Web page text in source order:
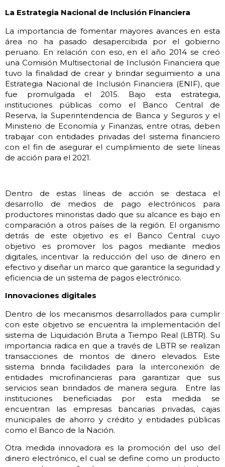
La Estrategia Nacional de Inclusión Financiera
La importancia de fomentar mayores avances en esta
área no ha pasado desapercibida por el gobierno
peruano. En relación con eso, en el año 2014 se creó
una Comisión Multisectorial de Inclusión Financiera que
tuvo la finalidad de crear y brindar seguimiento a una
Estrategia Nacional de Inclusión Financiera (ENIF), que
fue promulgada el 2015. Bajo esta estrategia,
instituciones públicas como el Banco Central de
Reserva, la Superintendencia de Banca y Seguros y el
Ministerio de Economía y Finanzas, entre otras, deben
trabajar con entidades privadas del sistema financiero
con el fin de asegurar el cumplimiento de siete líneas
de acción para el 2021.
Dentro de estas líneas de acción se destaca el
desarrollo de medios de pago electrónicos para
productores minoristas dado que su alcance es bajo en
comparación a otros países de la región. El organismo
detrás de este objetivo es el Banco Central cuyo
objetivo es promover los pagos mediante medios
digitales, incentivar la reducción del uso de dinero en
efectivo y diseñar un marco que garantice la seguridad y
eficiencia de un sistema de pagos electrónico.
Innovaciones digitales
Dentro de los mecanismos desarrollados para cumplir
con este objetivo se encuentra la implementación del
sistema de Liquidación Bruta a Tiempo Real (LBTR). Su
importancia radica en que a través de LBTR se realizan
transacciones de montos de dinero elevados. Este
sistema brinda facilidades para la interconexión de
entidades microfinancieras para garantizar que sus
servicios sean brindados de manera segura. Entre las
instituciones beneficiadas por esta medida se
encuentran las empresas bancarias privadas, cajas
municipales de ahorro y crédito y entidades públicas
como el Banco de la Nación.
Otra medida innovadora es la promoción del uso del
dinero electrónico, el cual se define como un producto